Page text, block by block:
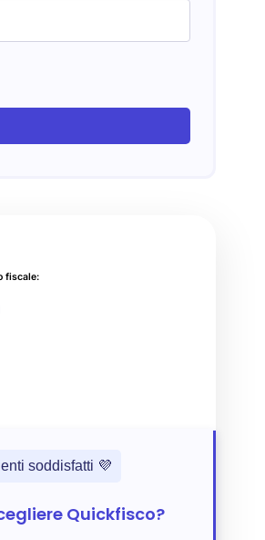
fiscale:
soddisfatti 💜
Quickfisco?